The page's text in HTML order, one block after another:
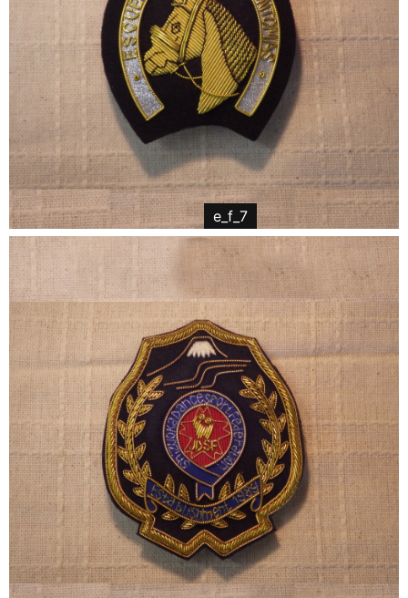
e_f_7